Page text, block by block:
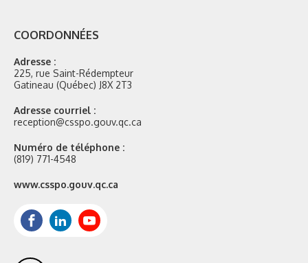
COORDONNÉES
Adresse :
225, rue Saint-Rédempteur
Gatineau (Québec) J8X 2T3
Adresse courriel :
reception@csspo.gouv.qc.ca
Numéro de téléphone :
(819) 771-4548
Site
www.csspo.gouv.qc.ca
FacebookLinkedInYoutube